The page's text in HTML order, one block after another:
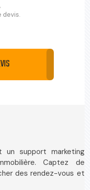
devis.
support marketing
Captez de
des rendez-vous et